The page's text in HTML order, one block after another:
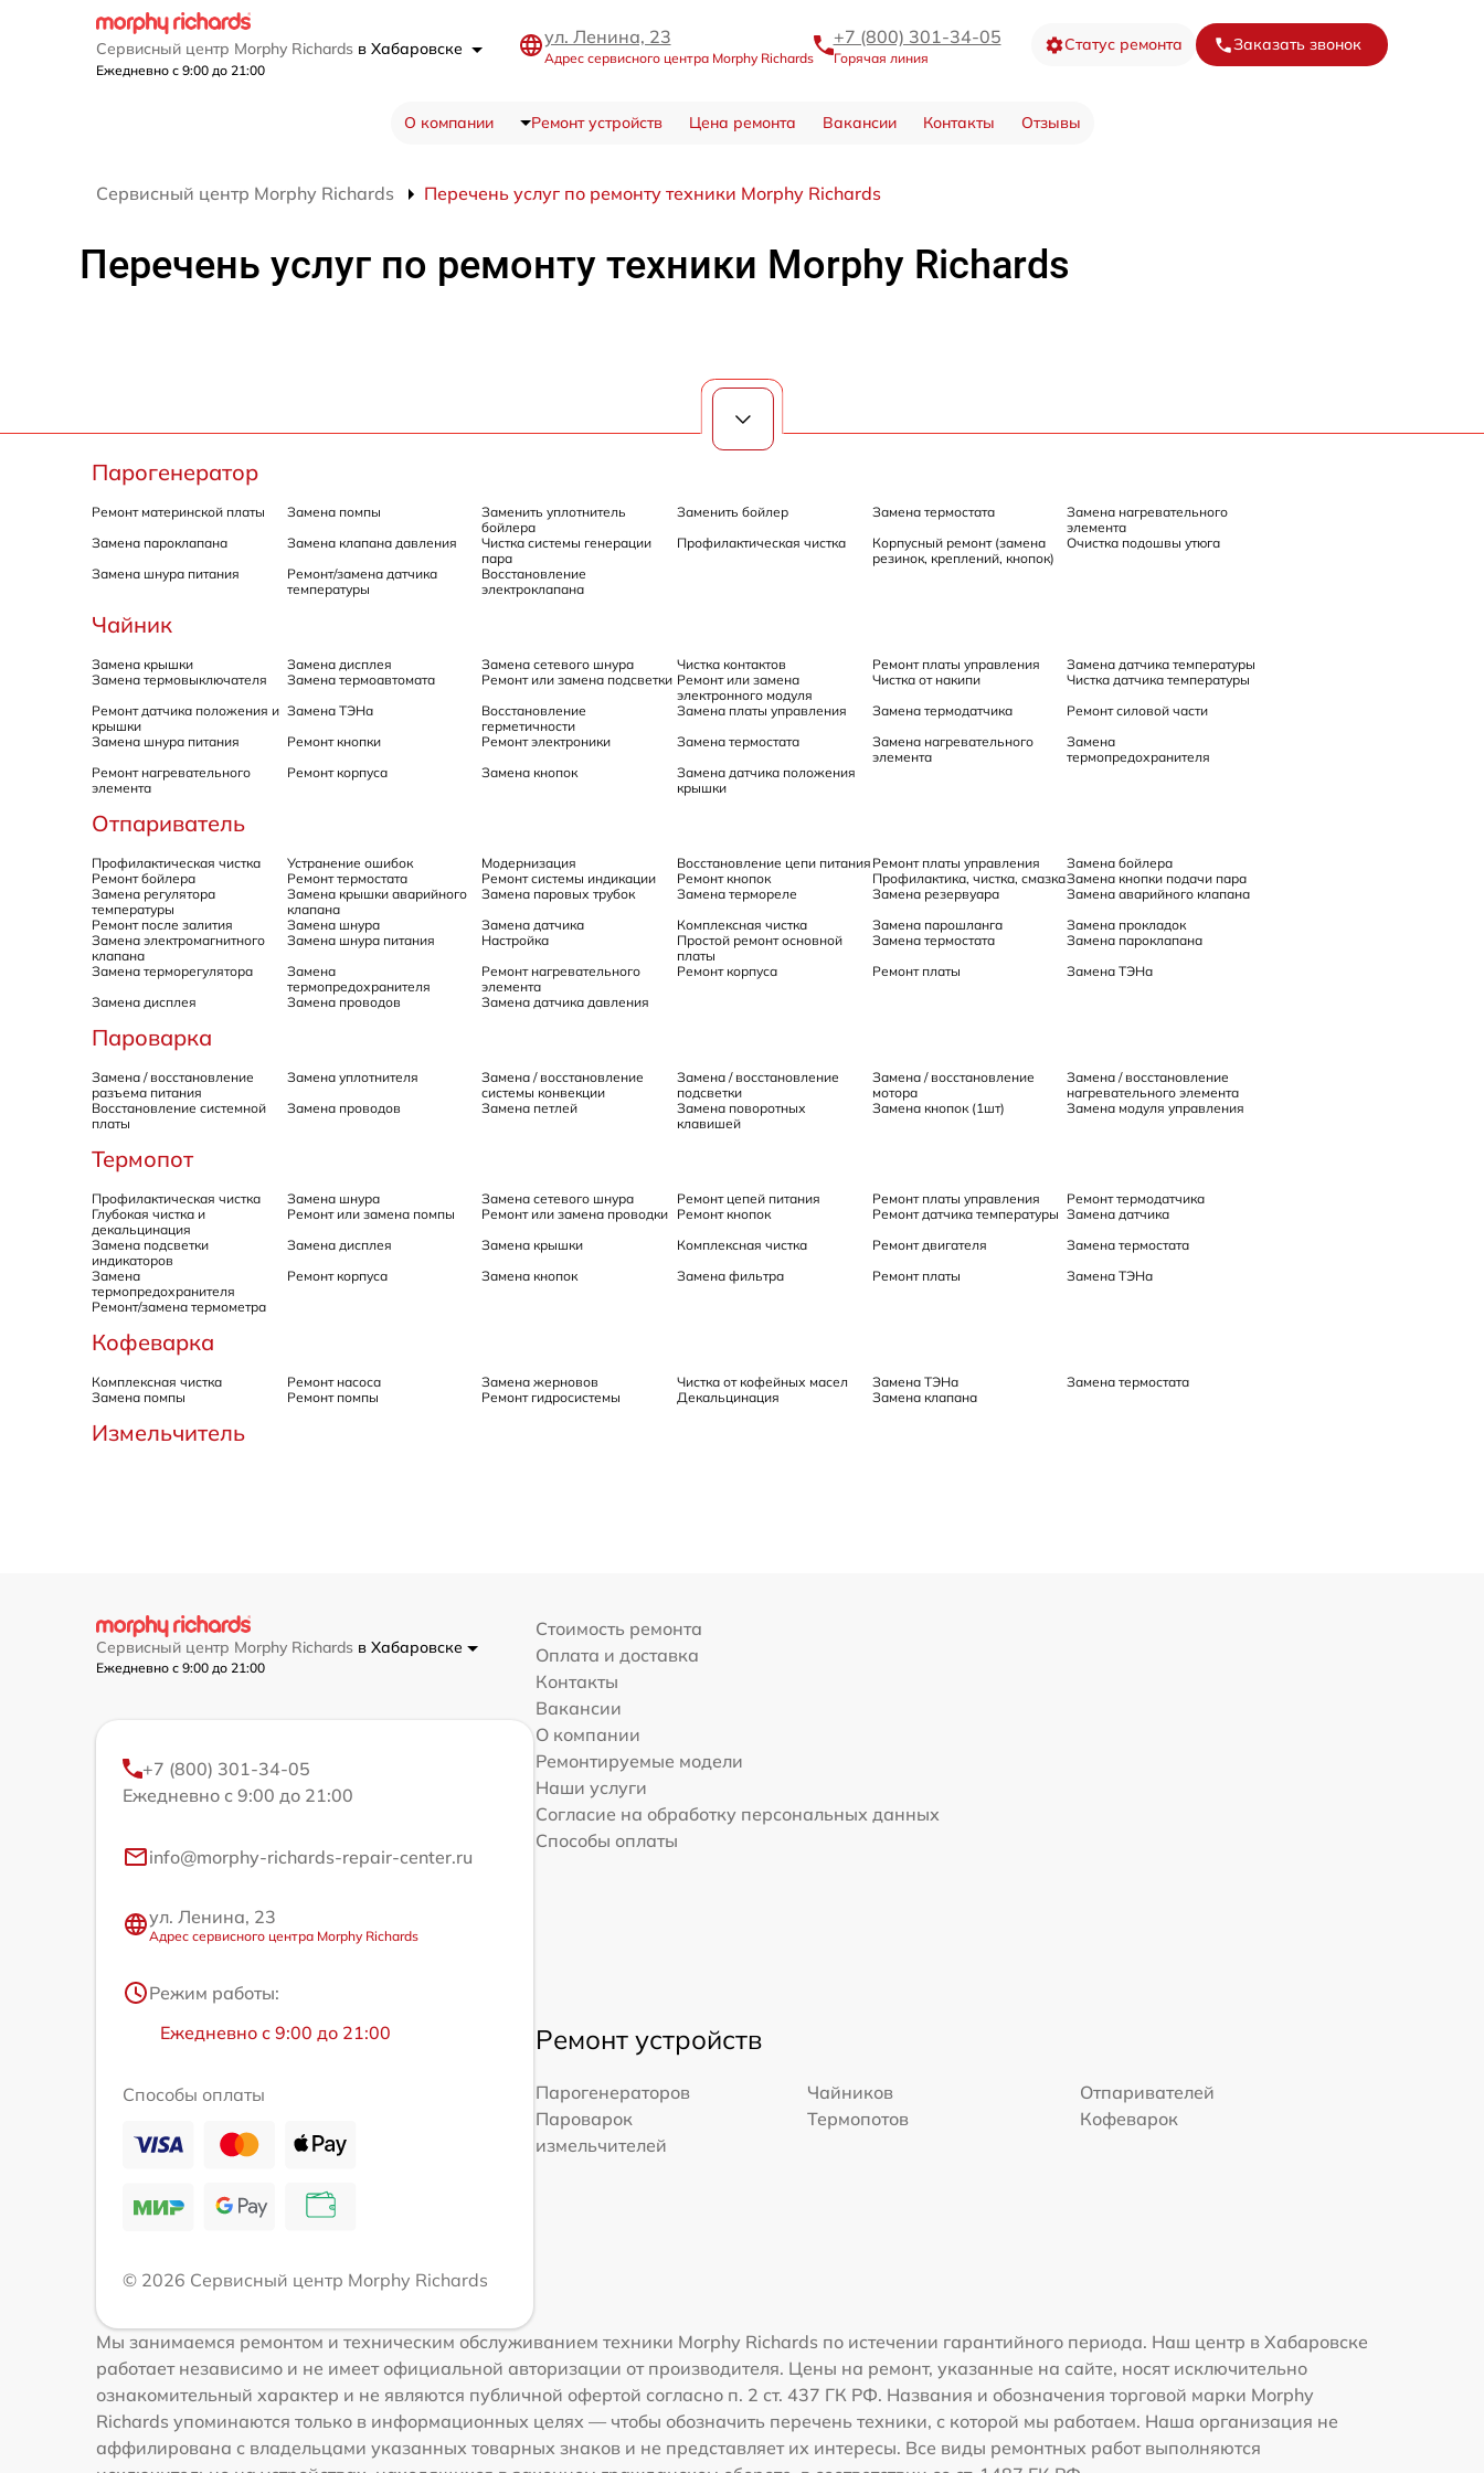
Сервисный центр Morphy Richards в Хабаровске
Ежедневно с 9:00 до 21:00
ул. Ленина, 23
Адрес сервисного центра Morphy Richards
+7 (800) 301-34-05
Горячая линия
Статус ремонта Заказать звонок
О компании Ремонт устройств Цена ремонта Вакансии Контакты Отзывы
Сервисный центр Morphy Richards Перечень услуг по ремонту техники Morphy Richards
Перечень услуг по ремонту техники Morphy Richards
Парогенератор
Ремонт материнской платы Замена помпы
Заменить уплотнитель
бойлера
Заменить бойлер Замена термостата
Замена нагревательного
элемента
Замена пароклапана
Замена клапана давления
Чистка системы генерации
пара
Профилактическая чистка
Корпусный ремонт (замена
резинок, креплений, кнопок)
Очистка подошвы утюга
Замена шнура питания
Ремонт/замена датчика
температуры
Восстановление
электроклапана
Чайник
Замена крышки Замена дисплея Замена сетевого шнура Чистка контактов Ремонт платы управления
Замена датчика температуры
Замена термовыключателя
Замена термоавтомата Ремонт или замена подсветки Ремонт или замена
электронного модуля
Чистка от накипи
Чистка датчика температуры
Ремонт датчика положения и
крышки
Замена ТЭНа
Восстановление
герметичности
Замена платы управления Замена термодатчика
Ремонт силовой части
Замена шнура питания
Ремонт кнопки Ремонт электроники Замена термостата
Замена нагревательного
элемента
Замена
термопредохранителя
Ремонт нагревательного
элемента
Ремонт корпуса Замена кнопок
Замена датчика положения
крышки
Отпариватель
Профилактическая чистка Устранение ошибок Модернизация Восстановление цепи питания Ремонт платы управления
Замена бойлера
Ремонт бойлера
Ремонт термостата Ремонт системы индикации Ремонт кнопок Профилактика, чистка, смазкаЗамена кнопки подачи пара
Замена регулятора
температуры
Замена крышки аварийного
клапана
Замена паровых трубок Замена термореле Замена резервуара
Замена аварийного клапана
Ремонт после залития
Замена шнура Замена датчика Комплексная чистка Замена парошланга
Замена прокладок
Замена электромагнитного
клапана
Замена шнура питания Настройка
Простой ремонт основной
платы
Замена термостата
Замена пароклапана
Замена терморегулятора
Замена
термопредохранителя
Ремонт нагревательного
элемента
Ремонт корпуса Ремонт платы
Замена ТЭНа
Замена дисплея
Замена проводов Замена датчика давления
Пароварка
Замена / восстановление
разъема питания
Замена уплотнителя
Замена / восстановление
системы конвекции
Замена / восстановление
подсветки
Замена / восстановление
мотора
Замена / восстановление
нагревательного элемента
Восстановление системной
платы
Замена проводов Замена петлей
Замена поворотных
клавишей
Замена кнопок (1шт) Замена модуля управления
Термопот
Профилактическая чистка Замена шнура Замена сетевого шнура Ремонт цепей питания Ремонт платы управления
Ремонт термодатчика
Глубокая чистка и
декальцинация
Ремонт или замена помпы Ремонт или замена проводки Ремонт кнопок Ремонт датчика температуры Замена датчика
Замена подсветки
индикаторов
Замена дисплея Замена крышки Комплексная чистка Ремонт двигателя
Замена термостата
Замена
термопредохранителя
Ремонт корпуса Замена кнопок Замена фильтра Ремонт платы
Замена ТЭНа
Ремонт/замена термометра
Кофеварка
Комплексная чистка Ремонт насоса Замена жерновов Чистка от кофейных масел Замена ТЭНа
Замена термостата
Замена помпы
Ремонт помпы Ремонт гидросистемы Декальцинация Замена клапана
Измельчитель
Сервисный центр Morphy Richards в Хабаровске
Ежедневно с 9:00 до 21:00
+7 (800) 301-34-05
Ежедневно с 9:00 до 21:00
info@morphy-richards-repair-center.ru
ул. Ленина, 23
Адрес сервисного центра Morphy Richards
Режим работы:
Ежедневно с 9:00 до 21:00
Способы оплаты
© 2026 Сервисный центр Morphy Richards
Стоимость ремонта
Оплата и доставка
Контакты
Вакансии
О компании
Ремонтируемые модели
Наши услуги
Согласие на обработку персональных данных
Способы оплаты
Ремонт устройств
Парогенераторов Чайников
Отпаривателей
Пароварок
Термопотов
Кофеварок
измельчителей
Мы занимаемся ремонтом и техническим обслуживанием техники Morphy Richards по истечении гарантийного периода. Наш центр в Хабаровске
работает независимо и не имеет официальной авторизации от производителя. Цены на ремонт, указанные на сайте, носят исключительно
ознакомительный характер и не являются публичной офертой согласно п. 2 ст. 437 ГК РФ. Названия и обозначения торговой марки Morphy
Richards упоминаются только в информационных целях — чтобы обозначить перечень техники, с которой мы работаем. Наша организация не
аффилирована с владельцами указанных товарных знаков и не представляет их интересы. Все виды ремонтных работ выполняются